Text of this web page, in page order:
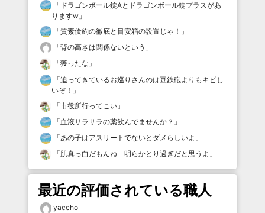
「 ドラゴンボール錠Aとドラゴンボール錠プラスがあ
りますw 」
「質素倹約の徹底と目安箱の設置じゃ！ 」
「背の高さは関係ないという 」
「獲ったな 」
「追ってきているお巡りさんのは豆鉄砲よりもキビし
いぞ！ 」
「市役所行ってこい 」
「血液サラサラの薬飲んでませんか？ 」
「あの子はアスリートでないとダメらしいよ 」
「肌真っ白だもんね 明らかとり過ぎだと思うよ 」
最近の評価されている職人
yaccho